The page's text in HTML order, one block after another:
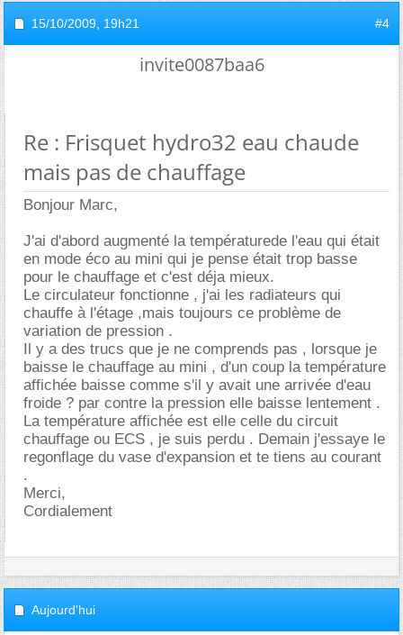
15/10/2009, 19h21 #4
invite0087baa6
Re : Frisquet hydro32 eau chaude
mais pas de chauffage
Bonjour Marc,
J'ai d'abord augmenté la températurede l'eau qui était
en mode éco au mini qui je pense était trop basse
pour le chauffage et c'est déja mieux.
Le circulateur fonctionne , j'ai les radiateurs qui
chauffe à l'étage ,mais toujours ce problème de
variation de pression .
Il y a des trucs que je ne comprends pas , lorsque je
baisse le chauffage au mini , d'un coup la température
affichée baisse comme s'il y avait une arrivée d'eau
froide ? par contre la pression elle baisse lentement .
La température affichée est elle celle du circuit
chauffage ou ECS , je suis perdu . Demain j'essaye le
regonflage du vase d'expansion et te tiens au courant
.
Merci,
Cordialement
Aujourd'hui